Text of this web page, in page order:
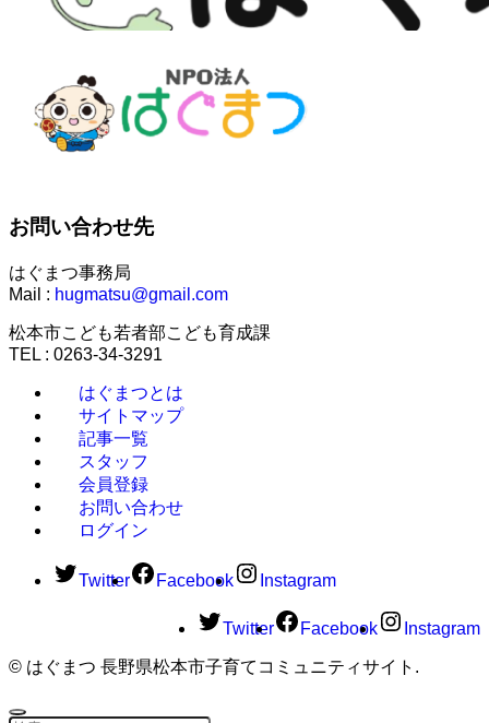
お問い合わせ先
はぐまつ事務局
Mail : hugmatsu@gmail.com
松本市こども若者部こども育成課
TEL : 0263-34-3291
はぐまつとは
サイトマップ
記事一覧
スタッフ
会員登録
お問い合わせ
ログイン
Twitter Facebook Instagram
Twitter Facebook Instagram
© はぐまつ 長野県松本市子育てコミュニティサイト.